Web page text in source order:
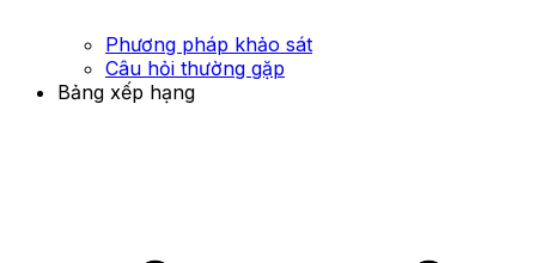
Phương pháp khảo sát
Câu hỏi thường gặp
Bảng xếp hạng